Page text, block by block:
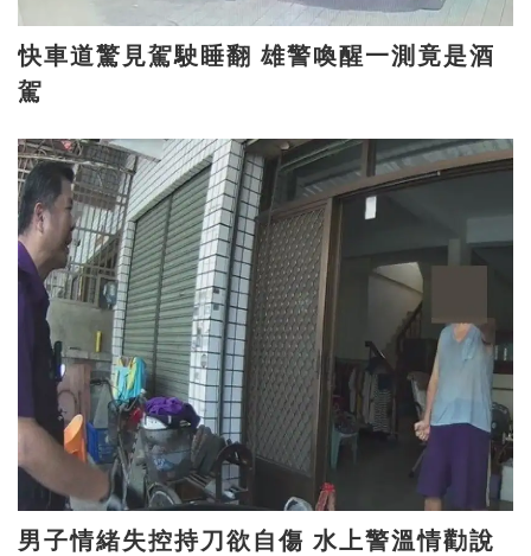
快車道驚見駕駛睡翻 雄警喚醒一測竟是酒
駕
男子情緒失控持刀欲自傷 水上警溫情勸說